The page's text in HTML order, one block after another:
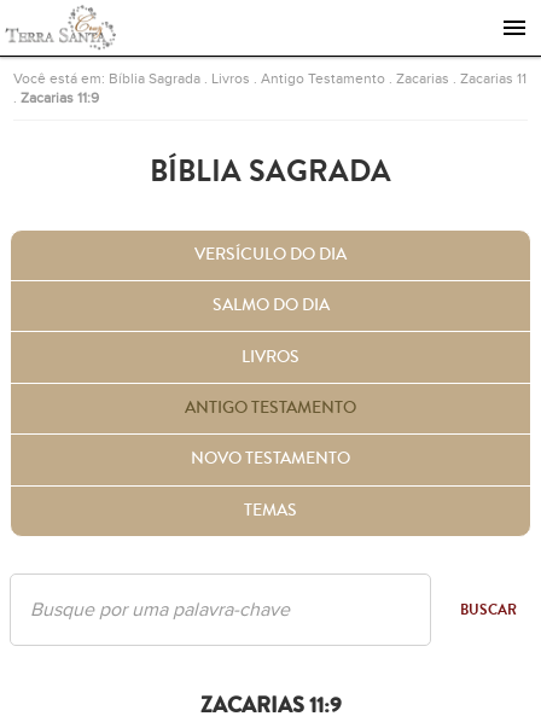
Ir para a página inicial
Você está em: Bíblia Sagrada Livros .Antigo Testamento .Zacarias .Zacarias 11
.Zacarias 11:9
BÍBLIA SAGRADA
VERSÍCULO DO DIA
SALMO DO DIA
LIVROS
ANTIGO TESTAMENTO
NOVO TESTAMENTO
TEMAS
BUSCAR
ZACARIAS 11:9